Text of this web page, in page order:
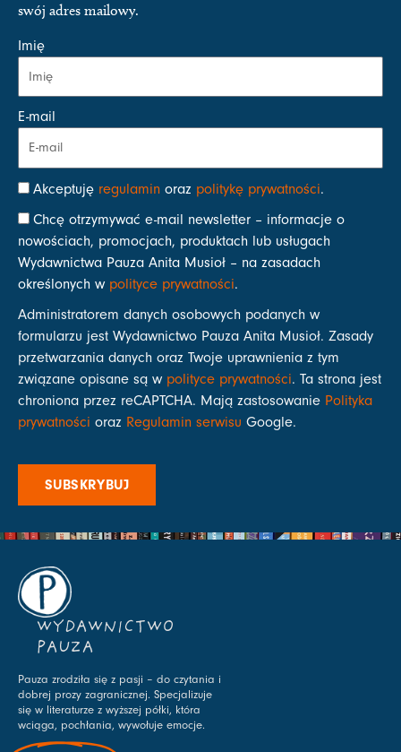
swój adres mailowy.
Imię
E-mail
Akceptuję regulamin oraz politykę prywatności.
Chcę otrzymywać e-mail newsletter – informacje o
nowościach, promocjach, produktach lub usługach
Wydawnictwa Pauza Anita Musioł – na zasadach
określonych w polityce prywatności.
Administratorem danych osobowych podanych w
formularzu jest Wydawnictwo Pauza Anita Musioł. Zasady
przetwarzania danych oraz Twoje uprawnienia z tym
związane opisane są w polityce prywatności. Ta strona jest
chroniona przez reCAPTCHA. Mają zastosowanie Polityka
prywatności oraz Regulamin serwisu Google.
SUBSKRYBUJ
WYDAWNICTWO
PAUZA
Pauza zrodziła się z pasji – do czytania i
dobrej prozy zagranicznej. Specjalizuje
się w literaturze z wyższej półki, która
wciąga, pochłania, wywołuje emocje.